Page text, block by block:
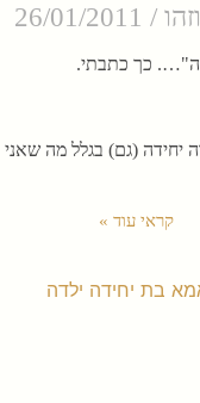
26/01/2011
כך כתבתי.
(גם) בגלל מה שאני
קראי עוד »